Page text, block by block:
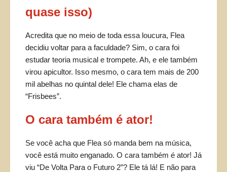
quase isso)
Acredita que no meio de toda essa loucura, Flea
decidiu voltar para a faculdade? Sim, o cara foi
estudar teoria musical e trompete. Ah, e ele também
virou apicultor. Isso mesmo, o cara tem mais de 200
mil abelhas no quintal dele! Ele chama elas de
“Frisbees”.
O cara também é ator!
Se você acha que Flea só manda bem na música,
você está muito enganado. O cara também é ator! Já
viu “De Volta Para o Futuro 2”? Ele tá lá! E não para